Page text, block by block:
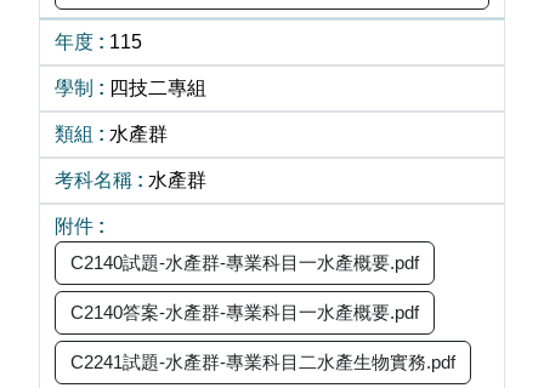
115
四技二專組
水產群
水產群
C2140試題-水產群-專業科目一水產概要.pdf
C2140答案-水產群-專業科目一水產概要.pdf
C2241試題-水產群-專業科目二水產生物實務.pdf